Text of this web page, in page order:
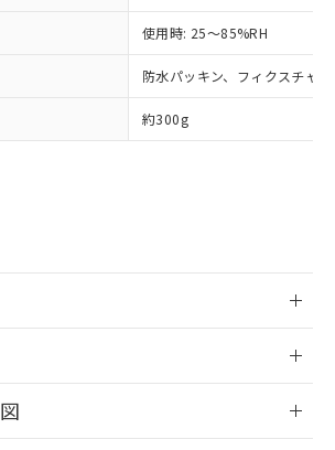
使用時: 25～85%RH
防水パッキン、フィクスチャ
約300g
指令のフタル酸エステル類４
では、対応完了までの期間は出
対応品が混在することから備考
を記載しておりました。
にて対応品への在庫切替を完了
とから、特段のことがない限